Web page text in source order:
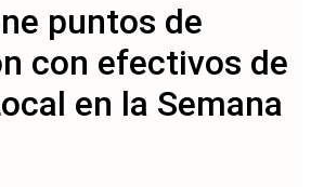
puntos de
con efectivos de
en la Semana